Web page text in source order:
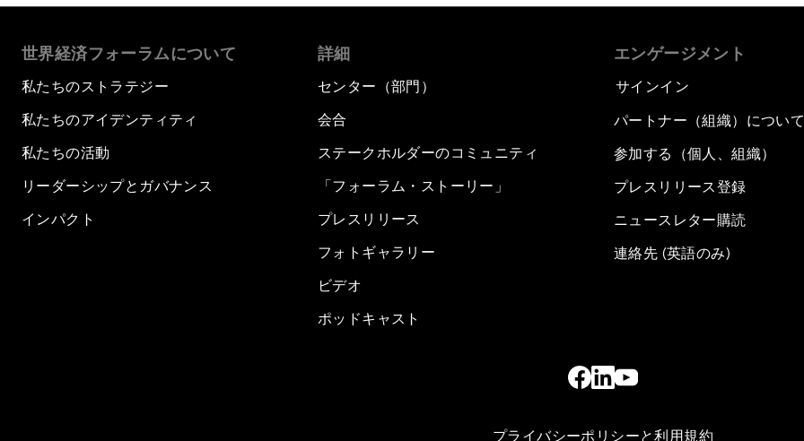
世界経済フォーラムについて
私たちのストラテジー
私たちのアイデンティティ
私たちの活動
リーダーシップとガバナンス
インパクト
詳細
センター（部門）
会合
ステークホルダーのコミュニティ
「フォーラム・ストーリー」
プレスリリース
フォトギャラリー
ビデオ
ポッドキャスト
エンゲージメント
サインイン
パートナー（組織）について
参加する（個人、組織）
プレスリリース登録
ニュースレター購読
連絡先 (英語のみ)
プライバシーポリシーと利用規約